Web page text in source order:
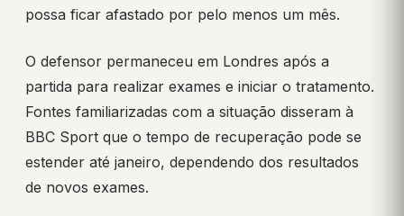
possa ficar afastado por pelo menos um mês.
O defensor permaneceu em Londres após a
partida para realizar exames e iniciar o tratamento.
Fontes familiarizadas com a situação disseram à
BBC Sport que o tempo de recuperação pode se
estender até janeiro, dependendo dos resultados
de novos exames.